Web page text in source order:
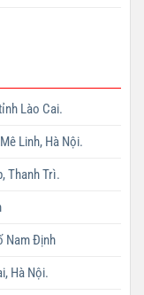
Lào Cai.
Linh, Hà Nội.
Thanh Trì.
Nam Định
Hà Nội.